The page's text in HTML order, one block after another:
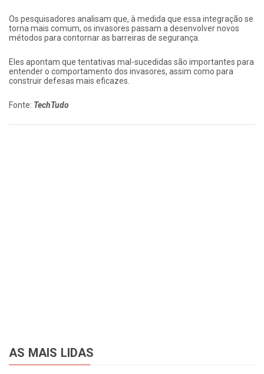
Os pesquisadores analisam que, à medida que essa integração se
torna mais comum, os invasores passam a desenvolver novos
métodos para contornar as barreiras de segurança.
Eles apontam que tentativas mal-sucedidas são importantes para
entender o comportamento dos invasores, assim como para
construir defesas mais eficazes.
Fonte: TechTudo
AS MAIS LIDAS